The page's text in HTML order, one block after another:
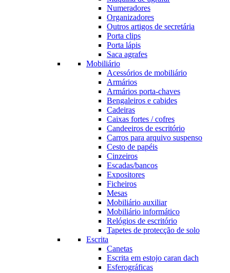
Numeradores
Organizadores
Outros artigos de secretária
Porta clips
Porta lápis
Saca agrafes
Mobiliário
Acessórios de mobiliário
Armários
Armários porta-chaves
Bengaleiros e cabides
Cadeiras
Caixas fortes / cofres
Candeeiros de escritório
Carros para arquivo suspenso
Cesto de papéis
Cinzeiros
Escadas/bancos
Expositores
Ficheiros
Mesas
Mobiliário auxiliar
Mobiliário informático
Relógios de escritório
Tapetes de protecção de solo
Escrita
Canetas
Escrita em estojo caran dach
Esferográficas